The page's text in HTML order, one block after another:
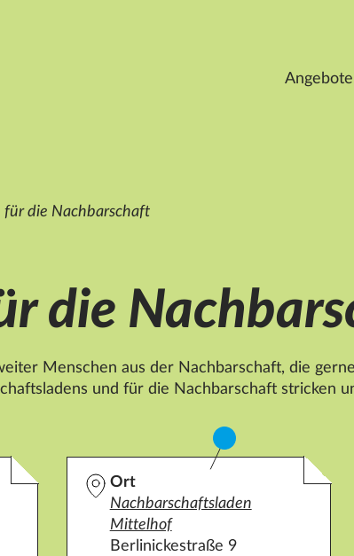
Angebote
für die Nachbarschaft
die
Menschen aus der Nachbarschaft, die
und für die Nachbarschaft stricken
Ort
Nachbarschaftsladen
Mittelhof
Berlinickestraße 9